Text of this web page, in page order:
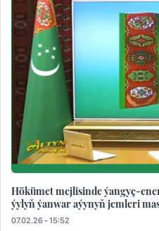
Hökümet mejlisinde ýangyç-
ýylyň ýanwar aýynyň jemleri
07.02.26 - 15:52